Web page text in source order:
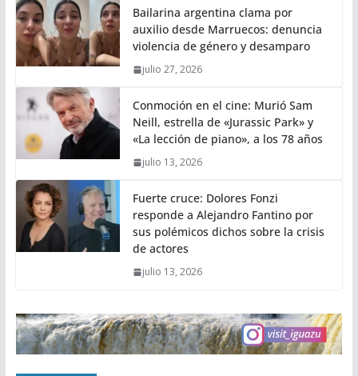
Bailarina argentina clama por
auxilio desde Marruecos: denuncia
violencia de género y desamparo
julio 27, 2026
Conmoción en el cine: Murió Sam
Neill, estrella de «Jurassic Park» y
«La lección de piano», a los 78 años
julio 13, 2026
Fuerte cruce: Dolores Fonzi
responde a Alejandro Fantino por
sus polémicos dichos sobre la crisis
de actores
julio 13, 2026